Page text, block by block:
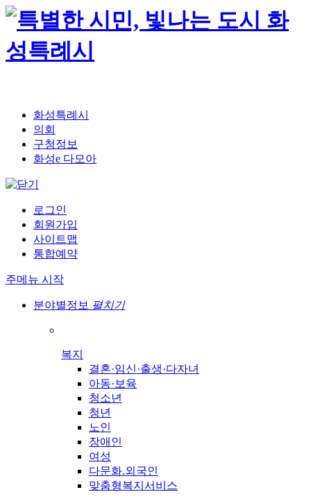
화성특례시
의회
구청정보
화성e 다모아
로그인
회원가입
사이트맵
통합예약
주메뉴 시작
분야별정보 펼치기
복지
결혼·임신·출생·다자녀
아동·보육
청소년
청년
노인
장애인
여성
다문화.외국인
맞춤형복지서비스